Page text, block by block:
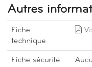
Autres
Fiche
technique
Fiche sécurité